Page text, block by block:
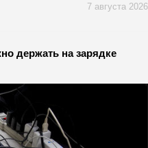
7 августа 2026
держать на зарядке